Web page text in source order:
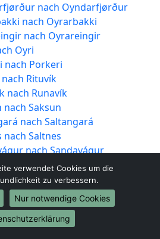
nach Oyndarfjørður
nach Oyrarbakki
nach Oyrareingir
Oyri
nach Porkeri
Rituvík
nach Runavík
nach Saksun
nach Saltangará
nach Saltnes
nach Sandavágur
nach Sandur
nach Sandvík
nach Selatrað
nach Signabøur
nach Skælingur
verwendet Cookies um die
zu verbessern.
Nur notwendige Cookies